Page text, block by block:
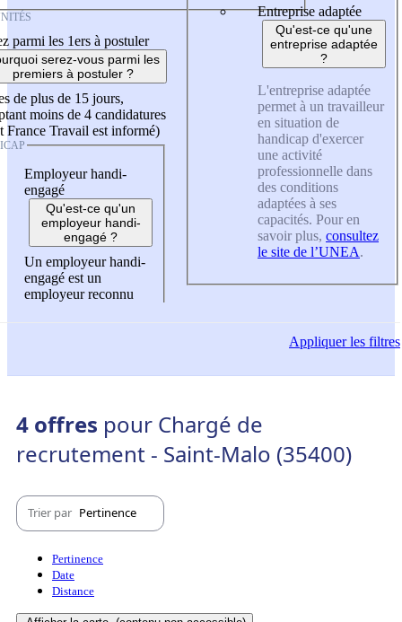
parmi les 1ers à postuler
serez-vous parmi les
premiers à postuler ?
de plus de 15 jours,
moins de 4 candidatures
France Travail est informé)
Employeur handi-
engagé
Qu'est-ce qu'un
employeur handi-
engagé ?
Un employeur handi-
engagé est un
employeur reconnu
Entreprise adaptée
Qu'est-ce qu'une
entreprise adaptée
?
L'entreprise adaptée
permet à un travailleur
en situation de
handicap d'exercer
une activité
professionnelle dans
des conditions
adaptées à ses
capacités. Pour en
savoir plus, consultez
le site de l’UNEA.
Appliquerles filtres
4 offres pour Chargé de
recrutement - Saint-Malo (35400)
Trier par Pertinence
Pertinence
Date
Distance